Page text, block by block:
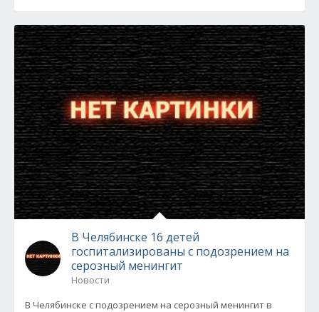
В Челябинске 16 детей
госпитализированы с подозрением на
серозный менингит
Новости
В Челябинске с подозрением на серозный менингит в